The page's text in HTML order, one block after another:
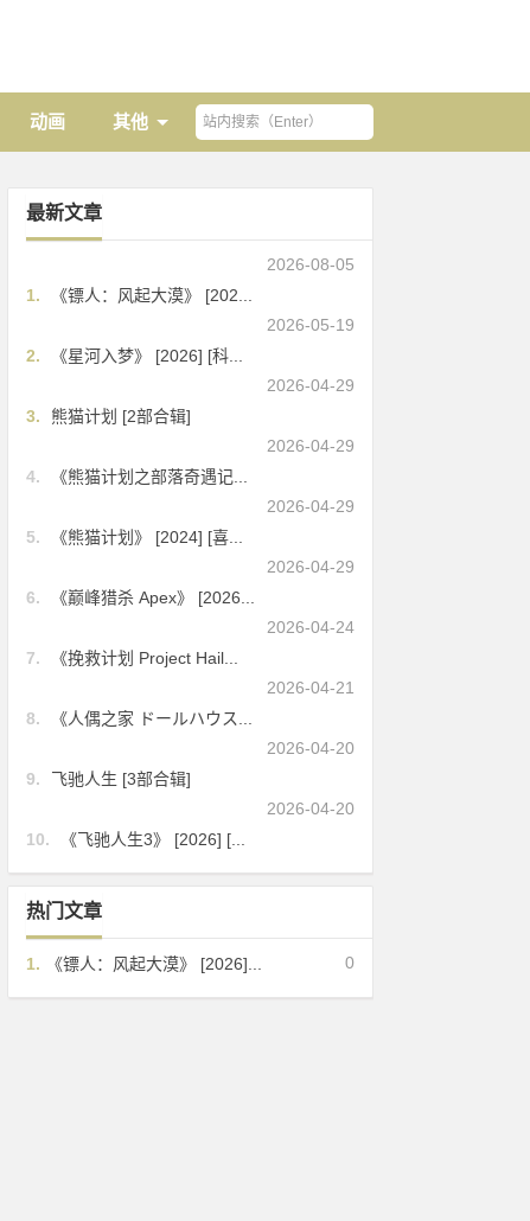
动画 其他
最新文章
2026-08-05
1.
《镖人：风起大漠》 [202...
2026-05-19
2.
《星河入梦》 [2026] [科...
2026-04-29
3.
熊猫计划 [2部合辑]
2026-04-29
4.
《熊猫计划之部落奇遇记...
2026-04-29
5.
《熊猫计划》 [2024] [喜...
2026-04-29
6.
《巅峰猎杀 Apex》 [2026...
2026-04-24
7.
《挽救计划 Project Hail...
2026-04-21
8.
《人偶之家 ドールハウス...
2026-04-20
9.
飞驰人生 [3部合辑]
2026-04-20
10.
《飞驰人生3》 [2026] [...
热门文章
0
1. 《镖人：风起大漠》 [2026]...